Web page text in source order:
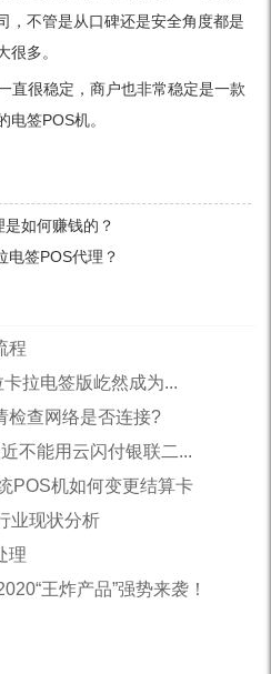
，不管是从口碑还是安全角度都是
很多。
直很稳定，商户也非常稳定是一款
签POS机。
如何赚钱的？
电签POS代理？
程
拉电签版屹然成为...
检查网络是否连接?
不能用云闪付银联二...
POS机如何变更结算卡
业现状分析
理
王炸产品”强势来袭！